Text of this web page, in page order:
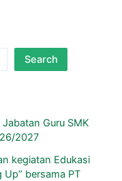
Search
Guru SMK
2027
kegiatan Edukasi
Up” bersama PT